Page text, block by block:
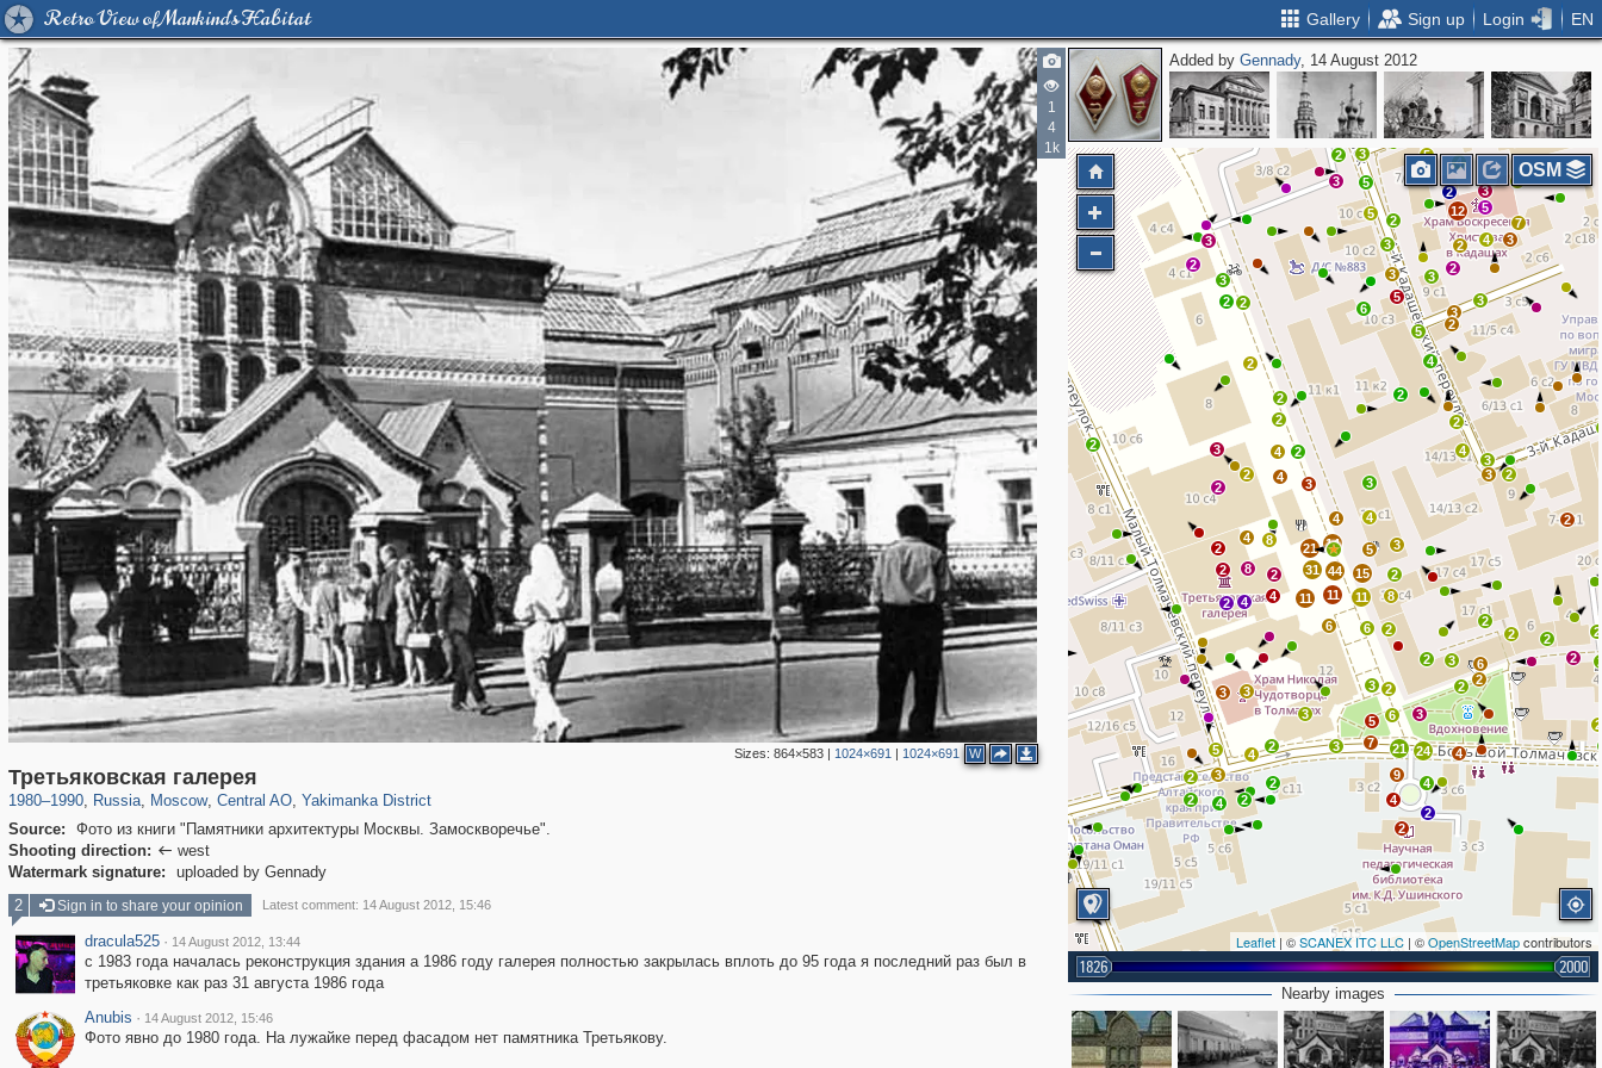
Retro View of Mankind's Habitat Gallery Sign up Login EN
1
4
1k
Sizes: 864×583| 1024×691 | 1024×691 W
Третьяковская галерея
1980–1990, Russia
1,405,929 29,243
, Moscow
319,716 8,286
, Central AO
159,930 5,916
, Yakimanka District
Source:
Фото из книги "Памятники архитектуры Москвы. Замоскворечье".
Shooting direction:  west
Watermark signature:
uploaded by Gennady
Added byGennady, 14 August 2012
3
2
2
2
2
4
9
24
21
4
7
5
3
3
2
2
2
4
4
5
3
2
3 3
2
3
4
5
3
2
2
2
2
2
3
2
4
2
2
2
3
2
3
2
2 6
5
3
5
5
2
3
3
2
2
2
12
4
5
3
4
5
3
4
2
3
3
3
2
5
2
4
2
4
2
2
2
7
3
3
2
3
5
4
2
2
4
3
3
2
2
2
8
2
3
5
15
3
3
2
4
14
4 4
44
21
31
11
2
4
8
8
4
2
2
2
4
6
6
11 11
2
2
3
3
2
6
3
4
6
2
2
2 2
2
2
2
Leaflet | ©SCANEX ITC LLC | ©OpenStreetMapcontributors
1826 2000
OSM
Nearby images
2 Sign in to share your opinion Latest comment: 14 August 2012, 15:46
dracula525 · 14 August 2012, 13:44
с 1983 года началась реконструкция здания а 1986 году галерея полностью закрылась вплоть до 95 года я последний раз был в
третьяковке как раз 31 августа 1986 года
Anubis · 14 August 2012, 15:46
Фото явно до 1980 года. На лужайке перед фасадом нет памятника Третьякову.